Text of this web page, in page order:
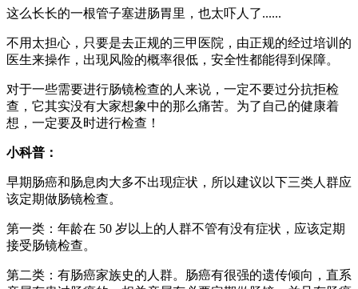
这么长长的一根管子塞进肠胃里，也太吓人了......
不用太担心，只要是去正规的三甲医院，由正规的经过培训的
医生来操作，出现风险的概率很低，安全性都能得到保障。
对于一些需要进行肠镜检查的人来说，一定不要过分抗拒检
查，它其实没有大家想象中的那么痛苦。为了自己的健康着
想，一定要及时进行检查！
小科普：
早期肠癌和肠息肉大多不出现症状，所以建议以下三类人群应
该定期做肠镜检查。
第一类：年龄在 50 岁以上的人群不管有没有症状，应该定期
接受肠镜检查。
第二类：有肠癌家族史的人群。肠癌有很强的遗传倾向，直系